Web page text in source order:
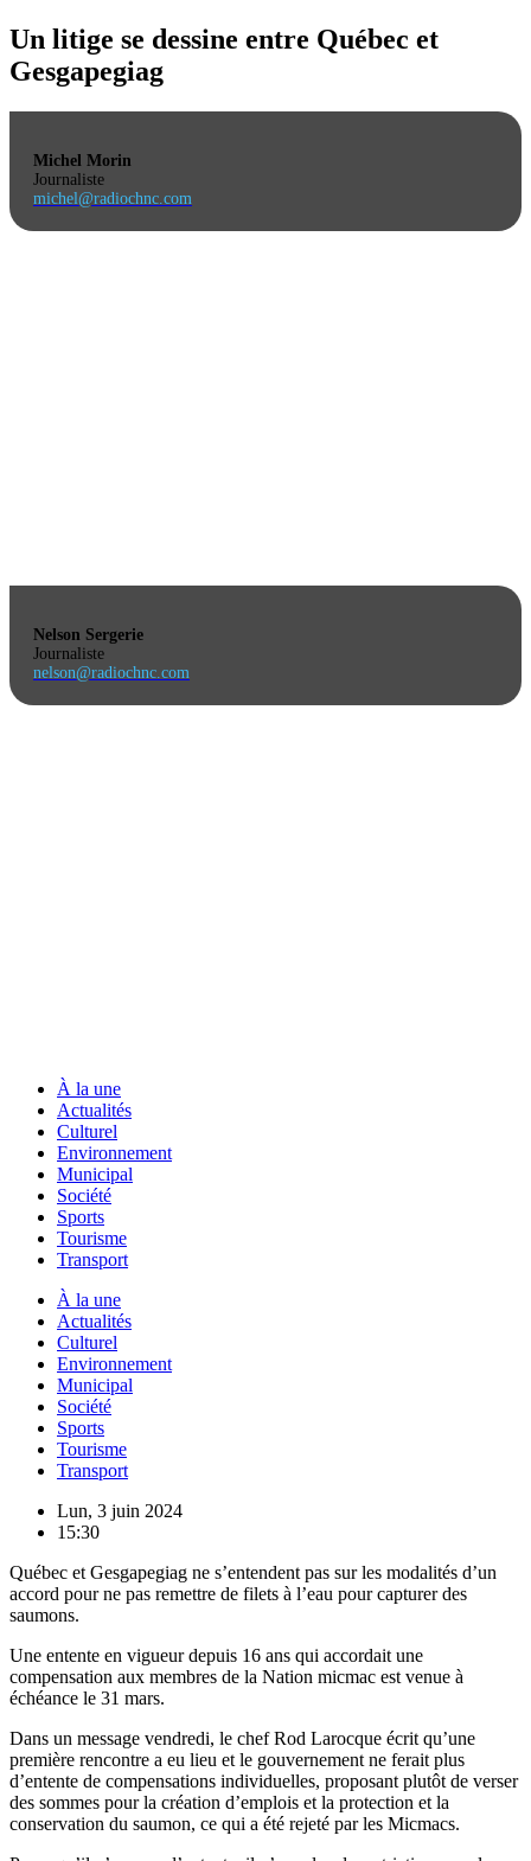
Un litige se dessine entre Québec et
Gesgapegiag
Michel Morin
Journaliste
michel@radiochnc.com
Nelson Sergerie
Journaliste
nelson@radiochnc.com
À la une
Actualités
Culturel
Environnement
Municipal
Société
Sports
Tourisme
Transport
À la une
Actualités
Culturel
Environnement
Municipal
Société
Sports
Tourisme
Transport
Lun, 3 juin 2024
15:30
Québec et Gesgapegiag ne s’entendent pas sur les modalités d’un
accord pour ne pas remettre de filets à l’eau pour capturer des
saumons.
Une entente en vigueur depuis 16 ans qui accordait une
compensation aux membres de la Nation micmac est venue à
échéance le 31 mars.
Dans un message vendredi, le chef Rod Larocque écrit qu’une
première rencontre a eu lieu et le gouvernement ne ferait plus
d’entente de compensations individuelles, proposant plutôt de verser
des sommes pour la création d’emplois et la protection et la
conservation du saumon, ce qui a été rejeté par les Micmacs.